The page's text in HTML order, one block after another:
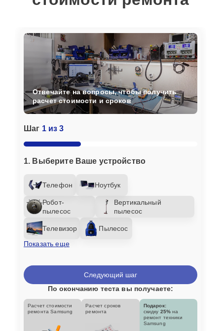
Шаг 1 из 3
1. Выберите Ваше устройство
Телефон Ноутбук
Робот-
пылесос
Вертикальный
пылесос
Телевизор
Пылесос
Показать еще
Отвечайте на вопросы, чтобы получить
расчет стоимости и сроков
Следующий шаг
По окончанию теста вы получаете:
Расчет стоимости
ремонта Samsung
Расчет сроков
ремонта
Подарок:
скидку 25% на
ремонт техники
Samsung